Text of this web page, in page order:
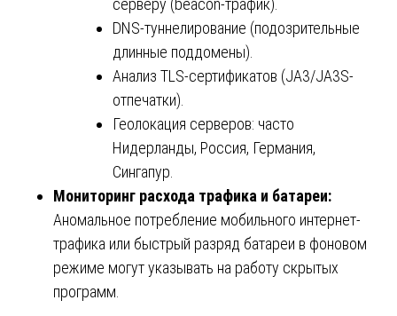
серверу (beacon-трафик).
DNS-туннелирование (подозрительные
длинные поддомены).
Анализ TLS-сертификатов (JA3/JA3S-
отпечатки).
Геолокация серверов: часто
Нидерланды, Россия, Германия,
Сингапур.
Мониторинг расхода трафика и батареи:
Аномальное потребление мобильного интернет-
трафика или быстрый разряд батареи в фоновом
режиме могут указывать на работу скрытых
программ.